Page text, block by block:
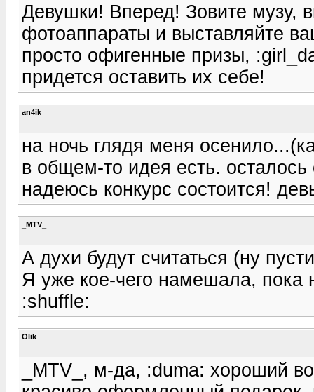
Девушки! Вперед! Зовите музу,
фотоаппараты и выставляйте
просто офигенные призы,
придется оставить их себе!
an4ik
на ночь глядя меня
в общем-то идея есть. осталось
надеюсь конкурс состоится!
_MTV_
А духи будут считаться (ну
Я уже кое-чего намешала, пока
:shuffle:
Olik
_MTV_, м-да, :duma: хороший